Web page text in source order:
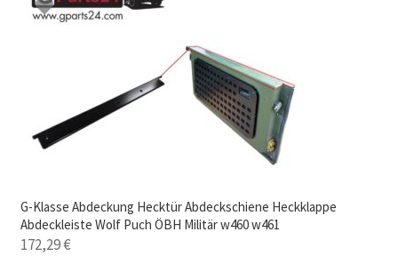
G-Klasse Abdeckung Hecktür Abdeckschiene Heckklappe
Abdeckleiste Wolf Puch ÖBH Militär w460 w461
172,29€